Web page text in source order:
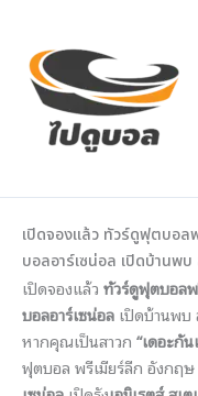
content
เปิดจองแล้ว ทัวร์ดูฟุตบอ
บอลอาร์เซน่อล เปิดบ้านพ
เปิดจองแล้ว ทัวร์ดูฟุตบอล
บอลอาร์เซน่อล เปิดบ้านพบ
หากคุณเป็นสาวก “เดอะกัน
ฟุตบอล พรีเมียร์ลีก อังกฤ